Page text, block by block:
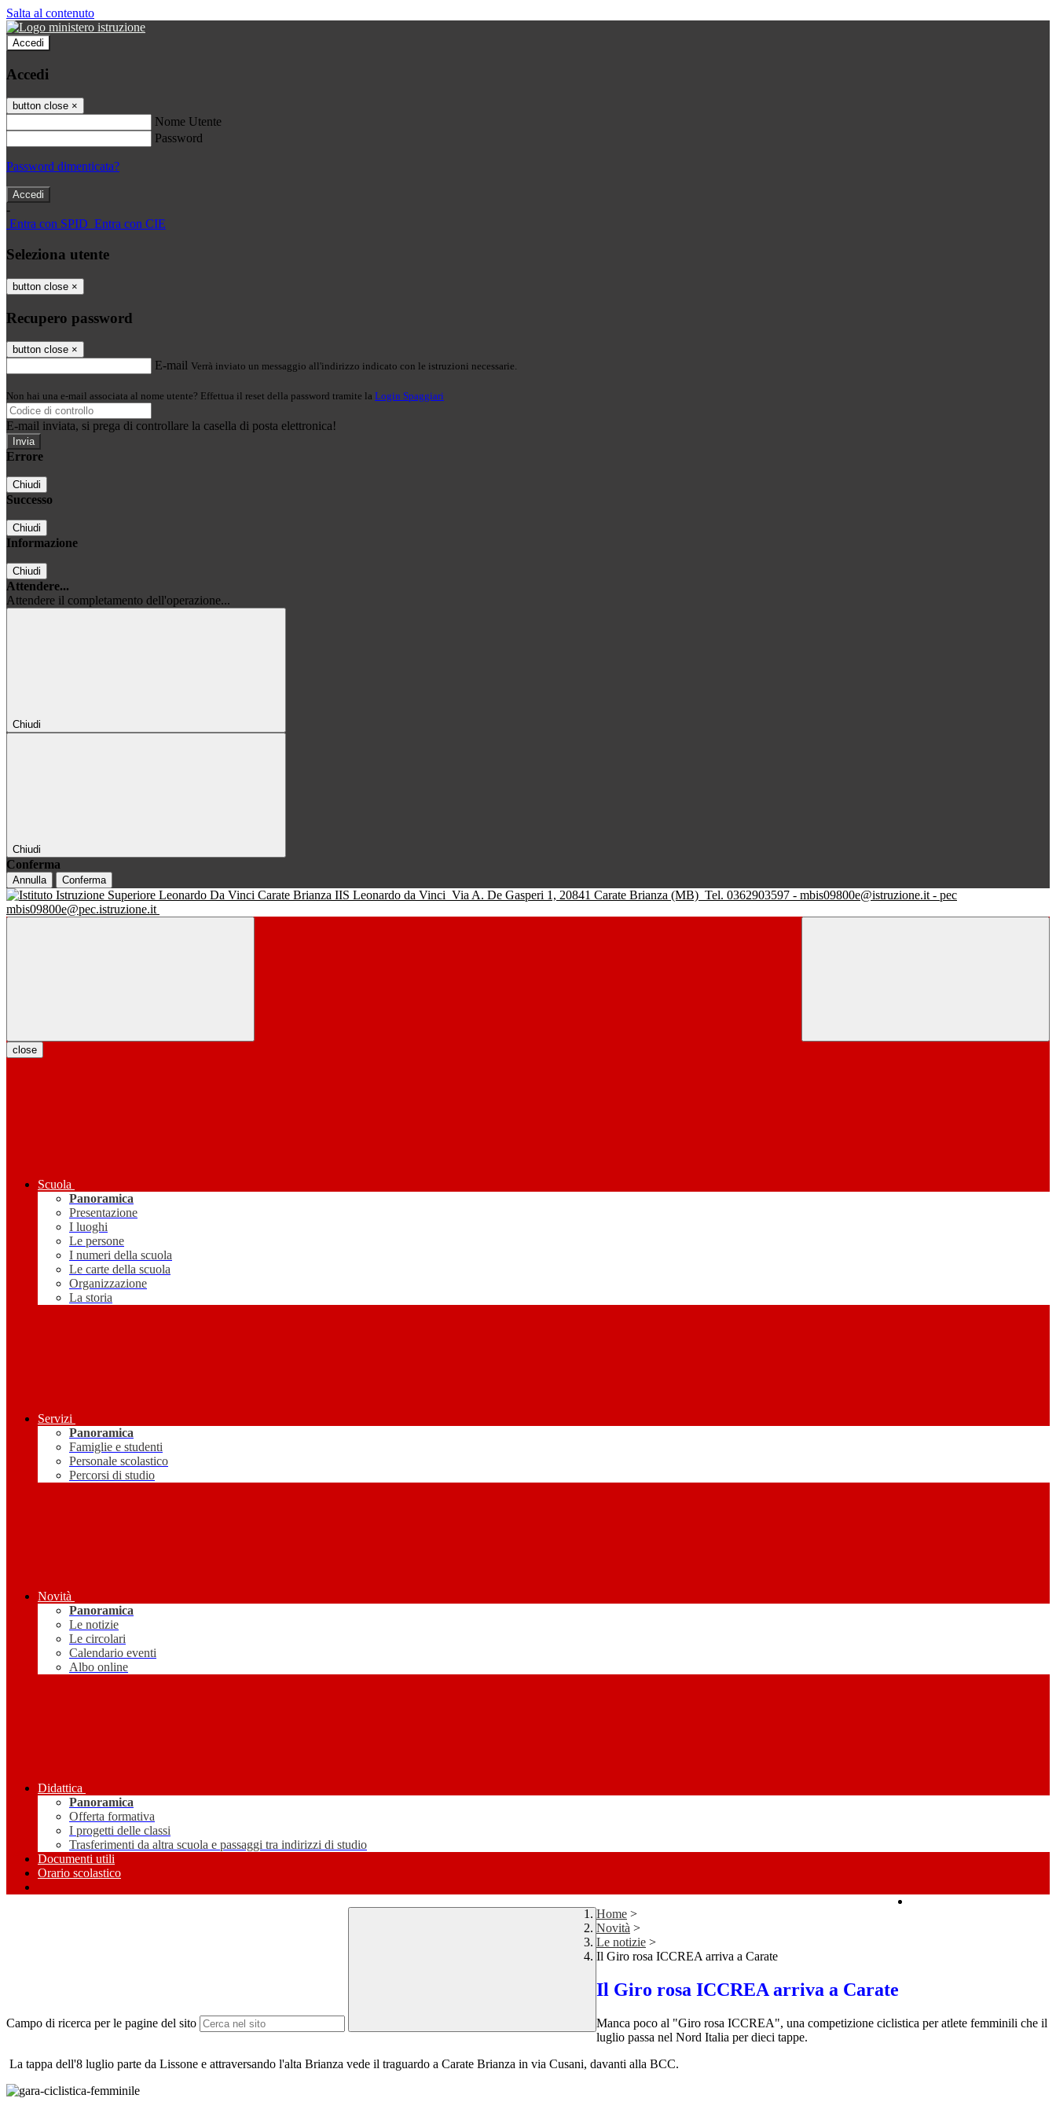
Salta al contenuto
Accedi
Accedi
button close ×
Nome Utente
Password
Password dimenticata?
-
Entra con SPID Entra con CIE
Seleziona utente
button close ×
Recupero password
button close ×
E-mail Verrà inviato un messaggio all'indirizzo indicato con le istruzioni necessarie.
Non hai una e-mail associata al nome utente? Effettua il reset della password tramite la Login Spaggiari
E-mail inviata, si prega di controllare la casella di posta elettronica!
Errore
Chiudi
Successo
Chiudi
Informazione
Chiudi
Attendere...
Attendere il completamento dell'operazione...
Chiudi
Chiudi
Conferma
Annulla Conferma
IIS Leonardo da Vinci Via A. De Gasperi 1, 20841 Carate Brianza (MB) Tel. 0362903597 - mbis09800e@istruzione.it - pec
mbis09800e@pec.istruzione.it
close
Scuola
Panoramica
Presentazione
I luoghi
Le persone
I numeri della scuola
Le carte della scuola
Organizzazione
La storia
Servizi
Panoramica
Famiglie e studenti
Personale scolastico
Percorsi di studio
Novità
Panoramica
Le notizie
Le circolari
Calendario eventi
Albo online
Didattica
Panoramica
Offerta formativa
I progetti delle classi
Trasferimenti da altra scuola e passaggi tra indirizzi di studio
Documenti utili
Orario scolastico
Campo di ricerca per le pagine del sito
Home >
Novità >
Le notizie >
Il Giro rosa ICCREA arriva a Carate
Il Giro rosa ICCREA arriva a Carate
Manca poco al "Giro rosa ICCREA", una competizione ciclistica per atlete femminili che il
luglio passa nel Nord Italia per dieci tappe.
La tappa dell'8 luglio parte da Lissone e attraversando l'alta Brianza vede il traguardo a Carate Brianza in via Cusani, davanti alla BCC.